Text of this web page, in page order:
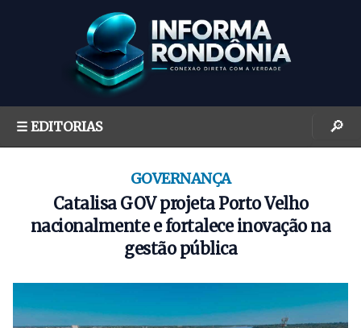
☰ EDITORIAS 🔎
GOVERNANÇA
Catalisa GOV projeta Porto Velho
nacionalmente e fortalece inovação na
gestão pública